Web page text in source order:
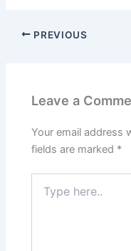
PREVIOUS
Leave a
Your email address
fields are marked *
here..